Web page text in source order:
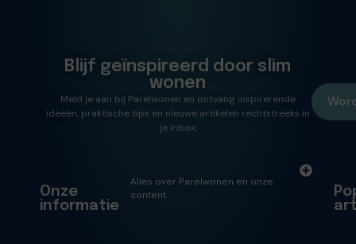
Blijf geïnspireerd door slim
wonen
Meld je aan bij Parelwonen en ontvang inspirerende
ideeën, praktische tips en nieuwe artikelen rechtstreeks in
je inbox.
Onze
informatie
Alles over Parelwonen en onze
content.